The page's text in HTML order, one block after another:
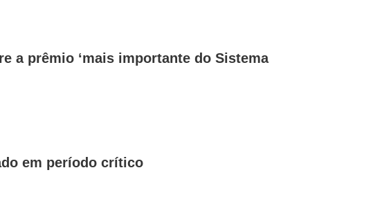
a prêmio ‘mais importante do Sistema
em período crítico